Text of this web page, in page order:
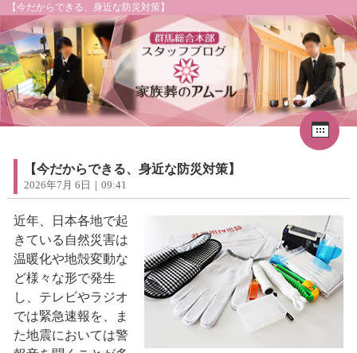
【今だからできる、身近な防災対策】
1
3 5 6
9
10 11
16
17 18 19 20 21
22
23
24 25 27 28
29
31
【今だからできる、身近な防災対策】
2026年7月 6日｜09:41
近年、日本各地で起
きている自然災害は
温暖化や地殻変動な
ど様々な形で発生
し、テレビやラジオ
では緊急速報を、ま
た地震においては警